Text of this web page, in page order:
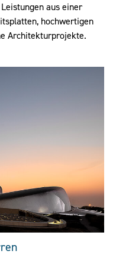
aus einer
hochwertigen
Architekturprojekte.